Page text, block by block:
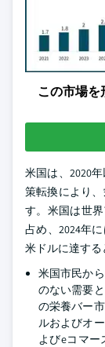
この市場を
米国は、2020
策転換により
す。米国は世
占め、2024年
米ドルに達する
米国市民か
のない需要
の栄養バー
ルおよびオ
よびeコマー